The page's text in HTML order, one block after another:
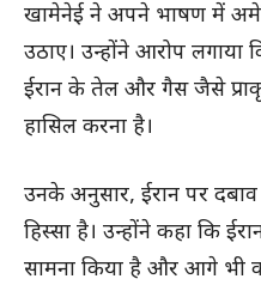
खामेनेई ने अपने भाषण में
उठाए। उन्होंने आरोप लगाया
ईरान के तेल और गैस जैसे
हासिल करना है।
उनके अनुसार, ईरान पर दबाव
हिस्सा है। उन्होंने कहा कि
सामना किया है और आगे भी